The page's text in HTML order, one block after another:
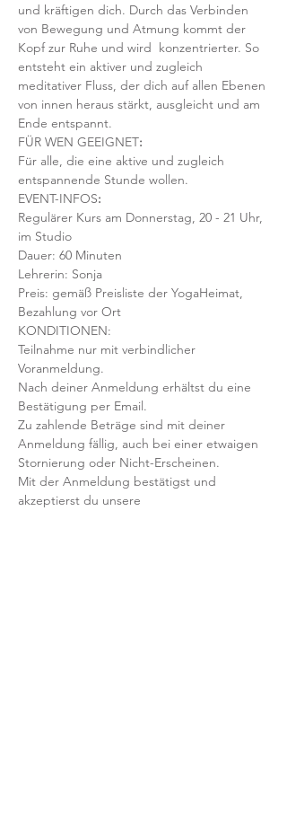
und kräftigen dich. Durch das Verbinden
von Bewegung und Atmung kommt der
Kopf zur Ruhe und wird  konzentrierter. So
entsteht ein aktiver und zugleich
meditativer Fluss, der dich auf allen Ebenen
von innen heraus stärkt, ausgleicht und am
Ende entspannt.
FÜR WEN GEEIGNET:
Für alle, die eine aktive und zugleich
entspannende Stunde wollen.
EVENT-INFOS:
Regulärer Kurs am Donnerstag, 20 - 21 Uhr,
im Studio
Dauer: 60 Minuten
Lehrerin: Sonja
Preis: gemäß Preisliste der YogaHeimat,
Bezahlung vor Ort
KONDITIONEN:
Teilnahme nur mit verbindlicher
Voranmeldung.
Nach deiner Anmeldung erhältst du eine
Bestätigung per Email.
Zu zahlende Beträge sind mit deiner
Anmeldung fällig, auch bei einer etwaigen
Stornierung oder Nicht-Erscheinen.
Mit der Anmeldung bestätigst und
akzeptierst du unsere